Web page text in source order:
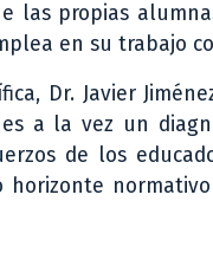
las propias
en su trabajo
Dr. Javier
a la vez un
de los
horizonte